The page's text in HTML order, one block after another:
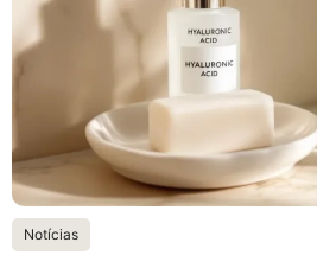
Notícias